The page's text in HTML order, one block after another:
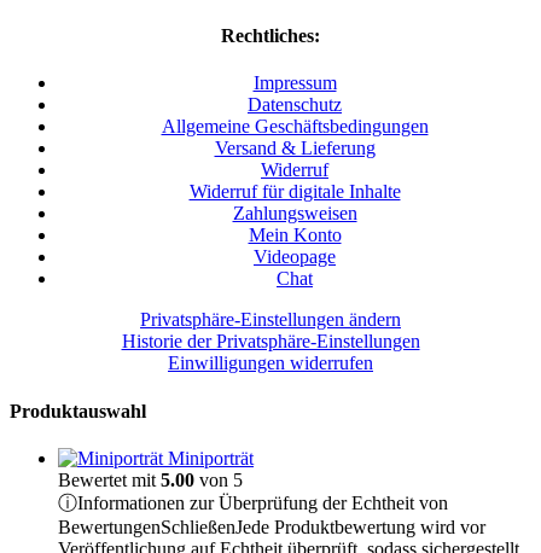
Rechtliches:
Impressum
Datenschutz
Allgemeine Geschäftsbedingungen
Versand & Lieferung
Widerruf
Widerruf für digitale Inhalte
Zahlungsweisen
Mein Konto
Videopage
Chat
Privatsphäre-Einstellungen ändern
Historie der Privatsphäre-Einstellungen
Einwilligungen widerrufen
Produktauswahl
Miniporträt
Bewertet mit 5.00 von 5
ⓘInformationen zur Überprüfung der Echtheit von
BewertungenSchließenJede Produktbewertung wird vor
Veröffentlichung auf Echtheit überprüft, sodass sichergestellt